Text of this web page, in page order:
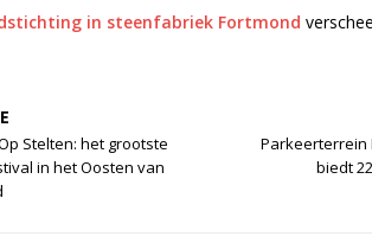
in steenfabriek Fortmond
Stelten: het grootste
in het Oosten van
Parkeerterrein
biedt